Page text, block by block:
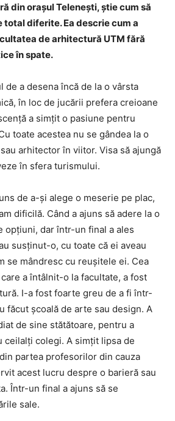
din orașul Telenești, știe cum să
total diferite. Ea descrie cum a
de arhitectură UTM fără
în spate.
de a desena încă de la o vârsta
în loc de jucării prefera creioane
a simțit o pasiune pentru
toate acestea nu se gândea la o
arhitector în viitor. Visa să ajungă
în sfera turismului.
de a-și alege o meserie pe plac,
dificilă. Când a ajuns să adere la o
opțiuni, dar într-un final a ales
susținut-o, cu toate că ei aveau
se mândresc cu reușitele ei. Cea
a întâlnit-o la facultate, a fost
I-a fost foarte greu de a fi într-
făcut școală de arte sau design. A
de sine stătătoare, pentru a
ceilalți colegi. A simțit lipsa de
partea profesorilor din cauza
acest lucru despre o barieră sau
Într-un final a ajuns să se
sale.